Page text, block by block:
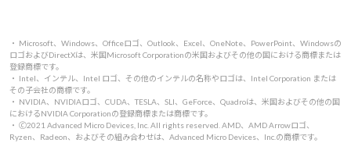
・ Microsoft、Windows、Officeロゴ、Outlook、Excel、OneNote、PowerPoint、Windowsの
ロゴおよびDirectXは、米国Microsoft Corporationの米国およびその他の国における商標または
登録商標です。
・ Intel、インテル、Intel ロゴ、その他のインテルの名称やロゴは、Intel Corporation または
その子会社の商標です。
・ NVIDIA、NVIDIAロゴ、CUDA、TESLA、SLI、GeForce、Quadroは、米国およびその他の国
におけるNVIDIA Corporationの登録商標または商標です。
・ 🄫2021 Advanced Micro Devices, Inc. All rights reserved. AMD、AMD Arrowロゴ、
Ryzen、Radeon、およびその組み合わせは、Advanced Micro Devices、Inc.の商標です。